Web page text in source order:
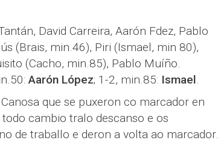
David Carreira, Aarón Fdez, Pablo
(Brais, min.46), Piri (Ismael, min 80),
(Cacho, min.85), Pablo Muíño.
Aarón López; 1-2, min.85: Ismael.
que se puxeron co marcador en
cambio tralo descanso e os
de traballo e deron a volta ao marcador.